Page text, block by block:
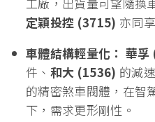
定穎投控 (3715) 亦同
車體結構輕量化： 華孚
件、 和大 (1536) 的減
的精密煞車閥體，在智
下，需求更形剛性。